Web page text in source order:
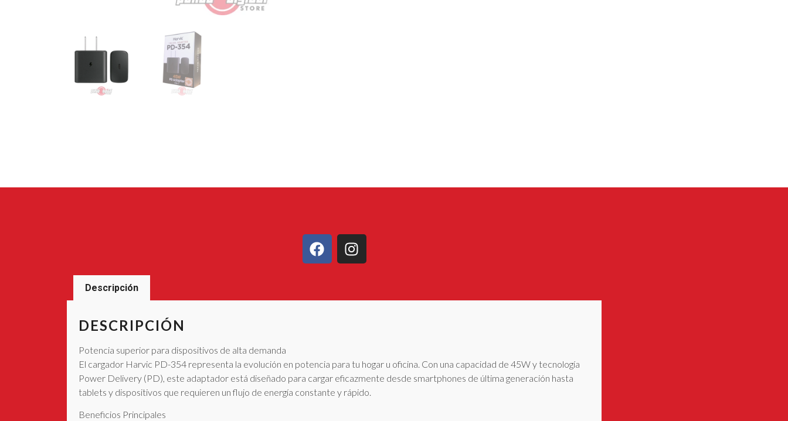
Descripción
DESCRIPCIÓN
Potencia superior para dispositivos de alta demanda
El cargador Harvic PD-354 representa la evolución en potencia para tu hogar u oficina. Con una capacidad de 45W y tecnología
Power Delivery (PD), este adaptador está diseñado para cargar eficazmente desde smartphones de última generación hasta
tablets y dispositivos que requieren un flujo de energía constante y rápido.
Beneficios Principales